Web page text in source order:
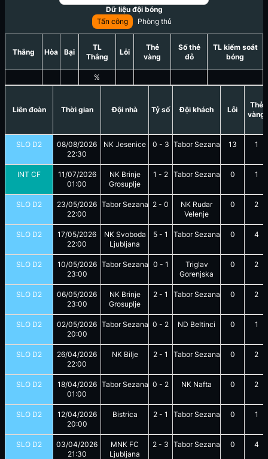
Dữ liệu đội bóng
Tấn công
Phòng thủ
Thắng Hòa Bại
TL
Thắng
%
Lỗi
Thẻ
vàng
Số thẻ
đỏ
TL kiểm soát
bóng
Liên đoàn Thời gian Đội nhà Tỷ số Đội khách Lỗi
Thẻ
vàng
SLO D2
08/08/2026
22:30
NK Jesenice 0 - 3 Tabor Sezana 13 1
INT CF
11/07/2026
01:00
NK Brinje
Grosuplje
1 - 2 Tabor Sezana 0 1
SLO D2
23/05/2026
22:00
Tabor Sezana 2 - 0
NK Rudar
Velenje
0 2
SLO D2
17/05/2026
22:00
NK Svoboda
Ljubljana
5 - 1 Tabor Sezana 0 4
SLO D2
10/05/2026
23:00
Tabor Sezana 0 - 1
Triglav
Gorenjska
0 2
SLO D2
06/05/2026
23:00
NK Brinje
Grosuplje
2 - 1 Tabor Sezana 0 2
SLO D2
02/05/2026
20:00
Tabor Sezana 0 - 2 ND Beltinci 0 1
SLO D2
26/04/2026
22:00
NK Bilje 2 - 1 Tabor Sezana 0 2
SLO D2
18/04/2026
01:00
Tabor Sezana 0 - 2 NK Nafta 0 2
SLO D2
12/04/2026
20:00
Bistrica 2 - 1 Tabor Sezana 0 1
SLO D2
03/04/2026
21:30
MNK FC
Ljubljana
2 - 3 Tabor Sezana 0 4